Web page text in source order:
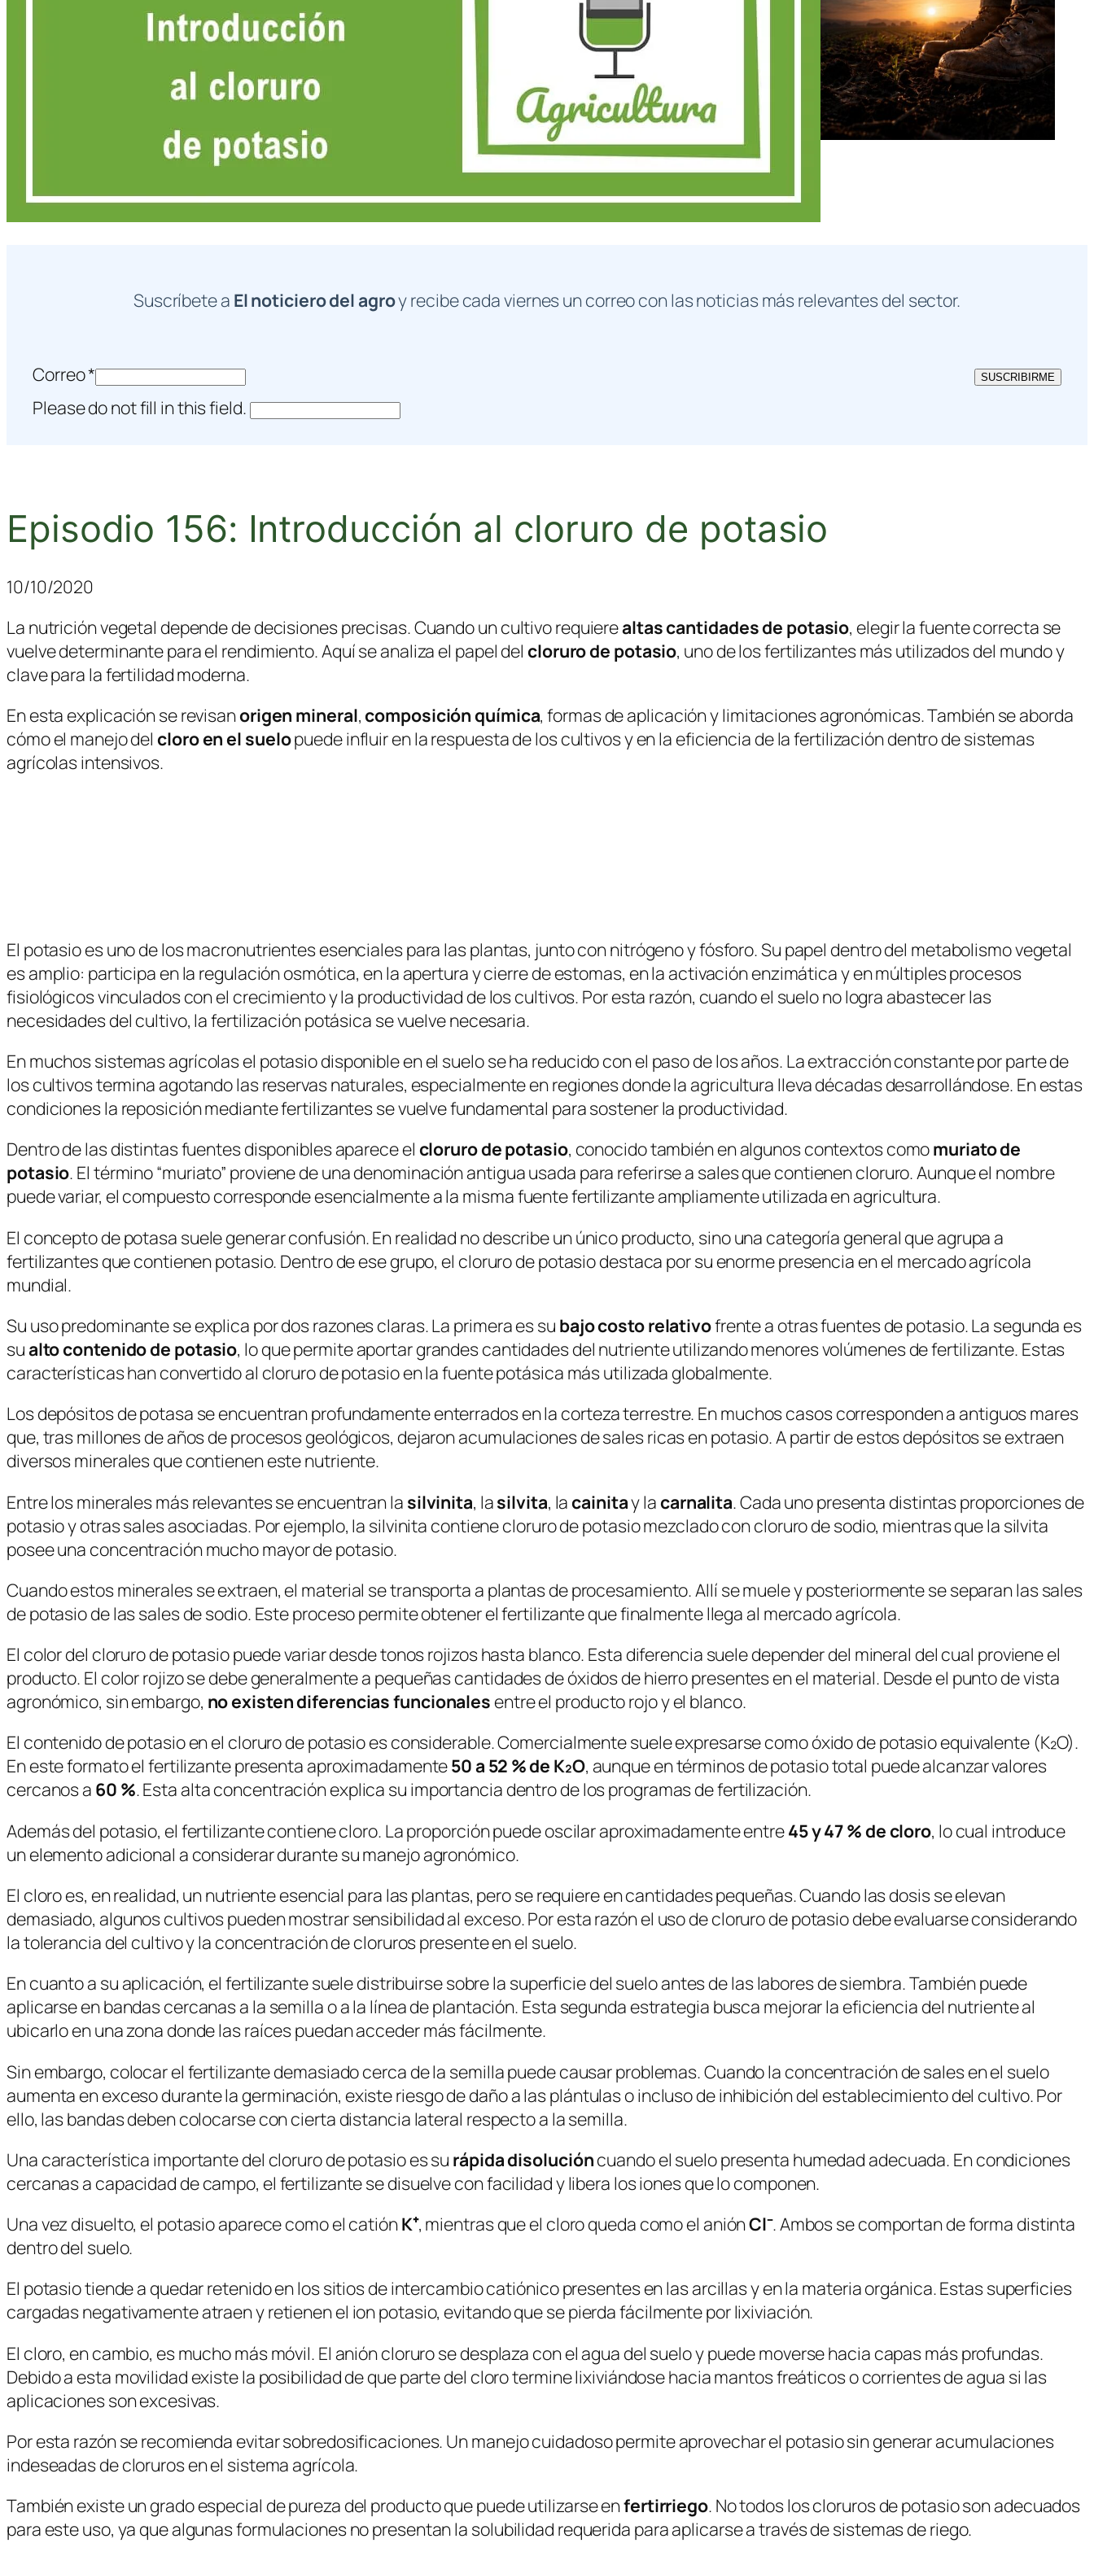
Suscríbete a El noticiero del agroy recibe cada viernes un correo con las noticias más relevantes del sector.
Correo* SUSCRIBIRME
Please do not fill in this field.
Episodio 156: Introducción al cloruro de potasio
10/10/2020
La nutrición vegetal depende de decisiones precisas. Cuando un cultivo requierealtas cantidades de potasio, elegir la fuente correcta se
vuelve determinante para el rendimiento. Aquí se analiza el papel delcloruro de potasio, uno de los fertilizantes más utilizados del mundo y
clave para la fertilidad moderna.
En esta explicación se revisanorigen mineral,composición química, formas de aplicación y limitaciones agronómicas. También se aborda
cómo el manejo delcloro en el suelopuede influir en la respuesta de los cultivos y en la eficiencia de la fertilización dentro de sistemas
agrícolas intensivos.
El potasio es uno de los macronutrientes esenciales para las plantas, junto con nitrógeno y fósforo. Su papel dentro del metabolismo vegetal
es amplio: participa en la regulación osmótica, en la apertura y cierre de estomas, en la activación enzimática y en múltiples procesos
fisiológicos vinculados con el crecimiento y la productividad de los cultivos. Por esta razón, cuando el suelo no logra abastecer las
necesidades del cultivo, la fertilización potásica se vuelve necesaria.
En muchos sistemas agrícolas el potasio disponible en el suelo se ha reducido con el paso de los años. La extracción constante por parte de
los cultivos termina agotando las reservas naturales, especialmente en regiones donde la agricultura lleva décadas desarrollándose. En estas
condiciones la reposición mediante fertilizantes se vuelve fundamental para sostener la productividad.
Dentro de las distintas fuentes disponibles aparece el cloruro de potasio, conocido también en algunos contextos comomuriato de
potasio. El término “muriato” proviene de una denominación antigua usada para referirse a sales que contienen cloruro. Aunque el nombre
puede variar, el compuesto corresponde esencialmente a la misma fuente fertilizante ampliamente utilizada en agricultura.
El concepto depotasa suele generar confusión. En realidad no describe un único producto, sino una categoría general que agrupa a
fertilizantes que contienen potasio. Dentro de ese grupo, el cloruro de potasio destaca por su enorme presencia en el mercado agrícola
mundial.
Su uso predominante se explica por dos razones claras. La primera es su bajo costo relativofrente a otras fuentes de potasio. La segunda es
sualto contenido de potasio, lo que permite aportar grandes cantidades del nutriente utilizando menores volúmenes de fertilizante. Estas
características han convertido al cloruro de potasio en la fuente potásica más utilizada globalmente.
Los depósitos de potasa se encuentran profundamente enterrados en la corteza terrestre. En muchos casos corresponden a antiguos mares
que, tras millones de años de procesos geológicos, dejaron acumulaciones de sales ricas en potasio. A partir de estos depósitos se extraen
diversos minerales que contienen este nutriente.
Entre los minerales más relevantes se encuentran la silvinita, lasilvita, lacainitay lacarnalita. Cada uno presenta distintas proporciones de
potasio y otras sales asociadas. Por ejemplo, la silvinita contiene cloruro de potasio mezclado con cloruro de sodio, mientras que la silvita
posee una concentración mucho mayor de potasio.
Cuando estos minerales se extraen, el material se transporta a plantas de procesamiento. Allí se muele y posteriormente se separan las sales
de potasio de las sales de sodio. Este proceso permite obtener el fertilizante que finalmente llega al mercado agrícola.
El color del cloruro de potasio puede variar desde tonos rojizos hasta blanco. Esta diferencia suele depender del mineral del cual proviene el
producto. El color rojizo se debe generalmente a pequeñas cantidades de óxidos de hierro presentes en el material. Desde el punto de vista
agronómico, sin embargo, no existen diferencias funcionalesentre el producto rojo y el blanco.
El contenido de potasio en el cloruro de potasio es considerable. Comercialmente suele expresarse como óxido de potasio equivalente (K₂O).
En este formato el fertilizante presenta aproximadamente50 a 52 % de K₂O, aunque en términos de potasio total puede alcanzar valores
cercanos a 60 %. Esta alta concentración explica su importancia dentro de los programas de fertilización.
Además del potasio, el fertilizante contiene cloro. La proporción puede oscilar aproximadamente entre45 y 47 % de cloro, lo cual introduce
un elemento adicional a considerar durante su manejo agronómico.
El cloro es, en realidad, un nutriente esencial para las plantas, pero se requiere en cantidades pequeñas. Cuando las dosis se elevan
demasiado, algunos cultivos pueden mostrar sensibilidad al exceso. Por esta razón el uso de cloruro de potasio debe evaluarse considerando
la tolerancia del cultivo y la concentración de cloruros presente en el suelo.
En cuanto a su aplicación, el fertilizante suele distribuirse sobre la superficie del suelo antes de las labores de siembra. También puede
aplicarse en bandas cercanas a la semilla o a la línea de plantación. Esta segunda estrategia busca mejorar la eficiencia del nutriente al
ubicarlo en una zona donde las raíces puedan acceder más fácilmente.
Sin embargo, colocar el fertilizante demasiado cerca de la semilla puede causar problemas. Cuando la concentración de sales en el suelo
aumenta en exceso durante la germinación, existe riesgo de daño a las plántulas o incluso de inhibición del establecimiento del cultivo. Por
ello, las bandas deben colocarse con cierta distancia lateral respecto a la semilla.
Una característica importante del cloruro de potasio es su rápida disolucióncuando el suelo presenta humedad adecuada. En condiciones
cercanas a capacidad de campo, el fertilizante se disuelve con facilidad y libera los iones que lo componen.
Una vez disuelto, el potasio aparece como el catiónK⁺, mientras que el cloro queda como el aniónCl⁻. Ambos se comportan de forma distinta
dentro del suelo.
El potasio tiende a quedar retenido en los sitios de intercambio catiónico presentes en las arcillas y en la materia orgánica. Estas superficies
cargadas negativamente atraen y retienen el ion potasio, evitando que se pierda fácilmente por lixiviación.
El cloro, en cambio, es mucho más móvil. El anión cloruro se desplaza con el agua del suelo y puede moverse hacia capas más profundas.
Debido a esta movilidad existe la posibilidad de que parte del cloro termine lixiviándose hacia mantos freáticos o corrientes de agua si las
aplicaciones son excesivas.
Por esta razón se recomienda evitar sobredosificaciones. Un manejo cuidadoso permite aprovechar el potasio sin generar acumulaciones
indeseadas de cloruros en el sistema agrícola.
También existe un grado especial de pureza del producto que puede utilizarse enfertirriego. No todos los cloruros de potasio son adecuados
para este uso, ya que algunas formulaciones no presentan la solubilidad requerida para aplicarse a través de sistemas de riego.